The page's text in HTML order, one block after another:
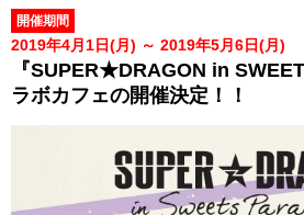
開催期間
2019年4月1日(月) ～ 2019年5月6日(月)
『SUPER★DRAGON in
ラボカフェの開催決定！！